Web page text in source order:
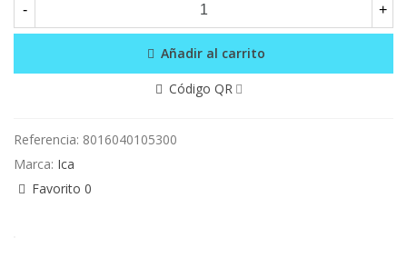
- +
Añadir al carrito
Código QR
Referencia: 8016040105300
Marca: Ica
Favorito 0